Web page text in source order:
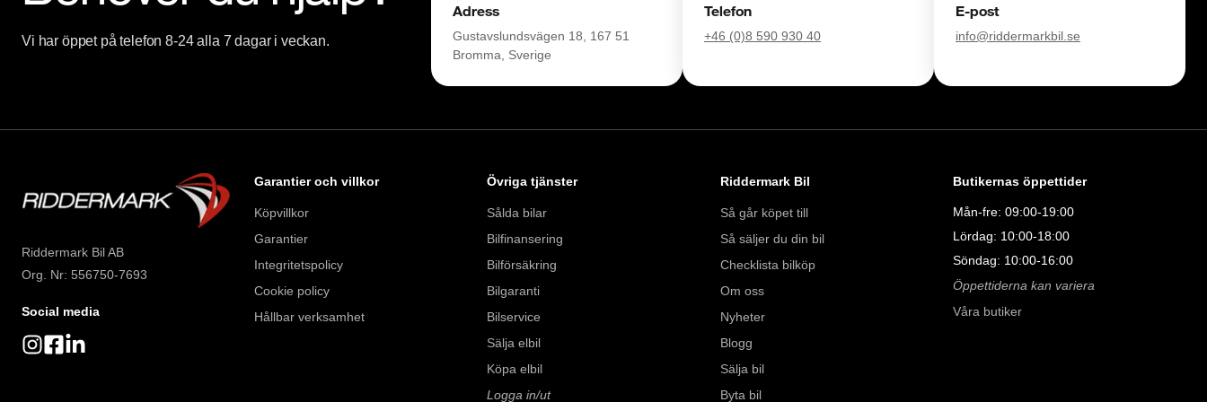
Se hur vi genomför våra tester här:
https://vimeo.com/1011323016
Telefontider:
Måndag - Fredag: 09:00 - 19:00
Lördag: 10:00 - 18:00
Söndag: 10:00 - 16:00
Vi har öppet på telefon 8-24 alla 7 dagar i veckan.
Adress
Gustavslundsvägen 18, 167 51
Bromma, Sverige
Telefon
+46 (0)8 590 930 40
E-post
info@riddermarkbil.se
Riddermark Bil AB
Org. Nr: 556750-7693
Social media
Garantier och villkor
Köpvillkor
Garantier
Integritetspolicy
Cookie policy
Hållbar verksamhet
Övriga tjänster
Sålda bilar
Bilfinansering
Bilförsäkring
Bilgaranti
Bilservice
Sälja elbil
Köpa elbil
Logga in/ut
Riddermark Bil
Så går köpet till
Så säljer du din bil
Checklista bilköp
Om oss
Nyheter
Blogg
Sälja bil
Byta bil
Butikernas öppettider
Mån-fre: 09:00-19:00
Lördag: 10:00-18:00
Söndag: 10:00-16:00
Öppettiderna kan variera
Våra butiker